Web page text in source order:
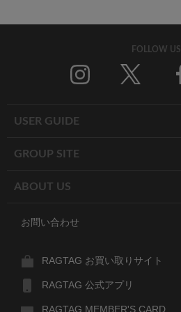
FOLLOW US
USER GUIDE
GROUP SITE
ABOUT US
お問い合わせ
RAGTAG お買い取りサイト
RAGTAG 公式アプリ
RAGTAG MEMBER'S CARD